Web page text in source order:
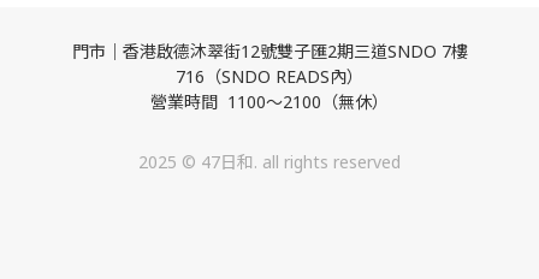
門市｜香港啟德沐翠街12號雙子匯2期三道SNDO 7樓
716（SNDO READS內）
營業時間 1100～2100（無休）
2025 © 47日和. all rights reserved